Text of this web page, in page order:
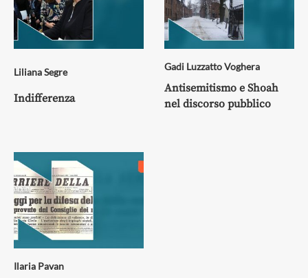
Liliana Segre
Indifferenza
Gadi Luzzatto Voghera
Antisemitismo e Shoah
nel discorso pubblico
Ilaria Pavan